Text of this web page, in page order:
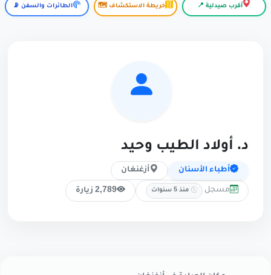
أقرب صيدلية 📍 خريطة الاستكشاف 🗺️ الطائرات والسفن 📡
د. أولاد الطيب وحيد
أطباء الأسنان أزغنغان
مسجل منذ 5 سنوات 2,789 زيارة